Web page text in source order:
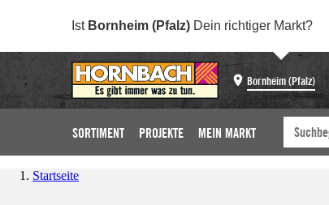
Ist Bornheim (Pfalz) Dein richtiger Markt?
Bornheim (Pfalz)
SORTIMENT PROJEKTE MEIN MARKT
Startseite